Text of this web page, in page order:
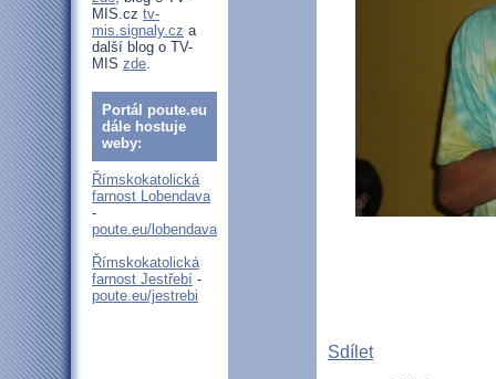
MIS.cz tv-
mis.signaly.cz a
další blog o TV-
MIS zde.
Portál poute.eu
dále hostuje
weby:
Římskokatolická
farnost Lobendava
-
poute.eu/lobendava
Římskokatolická
farnost Jestřebí -
poute.eu/jestrebi
Sdílet